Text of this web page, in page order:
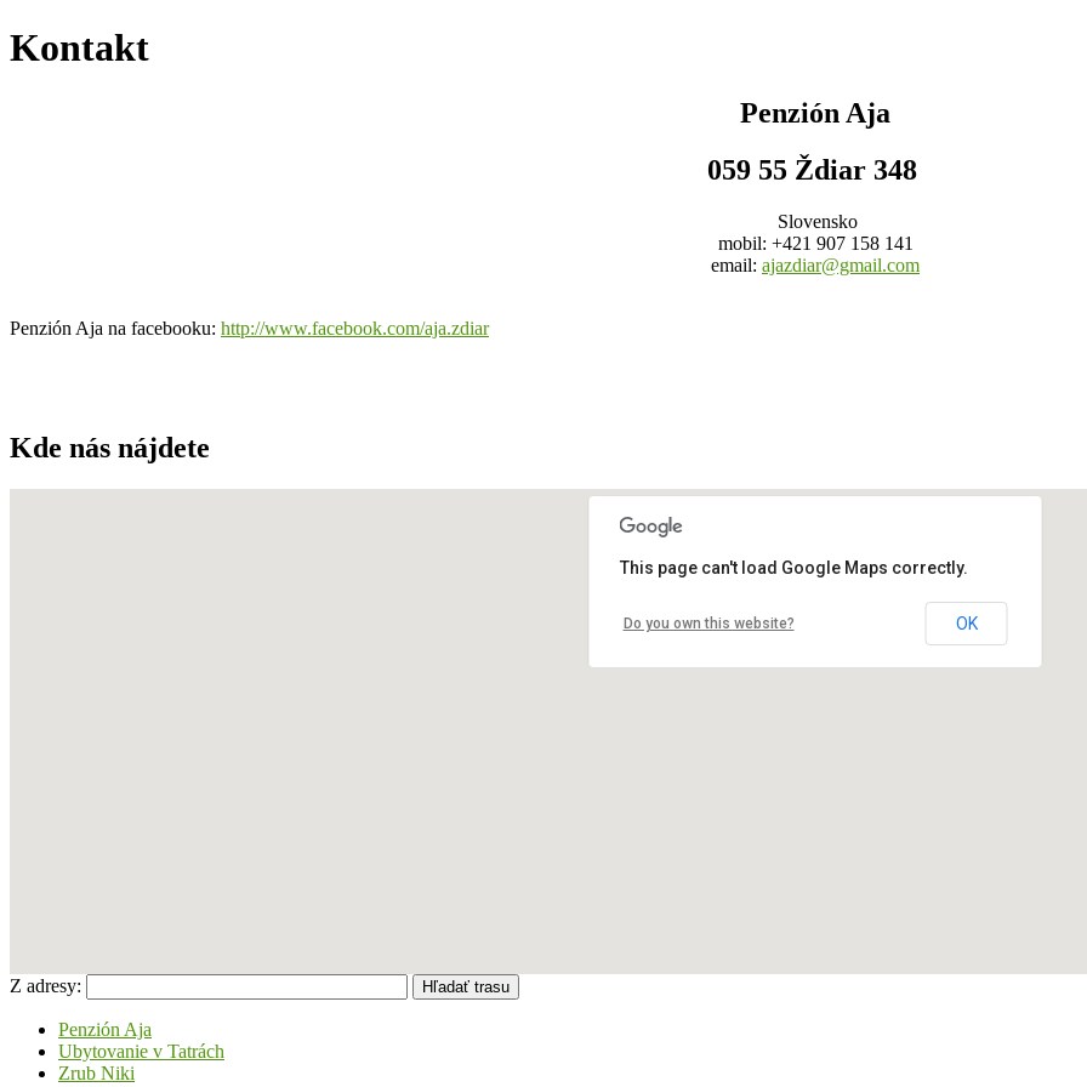
Kontakt
Penzión Aja
059 55 Ždiar 348
Slovensko
mobil: +421 907 158 141
email: ajazdiar@gmail.com
Penzión Aja na facebooku: http://www.facebook.com/aja.zdiar
Kde nás nájdete
This page can't load Google Maps correctly.
Do you own this website? OK
Z adresy:
Penzión Aja
Ubytovanie v Tatrách
Zrub Niki